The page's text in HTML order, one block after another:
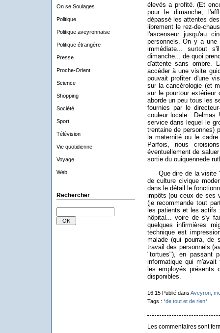
On se Soulages !
Politique
Politique aveyronnaise
Politique étrangère
Presse
Proche-Orient
Science
Shopping
Société
Sport
Télévision
Vie quotidienne
Voyage
Web
Rechercher
élevés a profité. (Et
pour le dimanche,
dépassé les attentes
librement le rez-de-
l'ascenseur jusqu'au
personnels. On y a
immédiate... surtout
dimanche... de quoi
d'attente sans ombre.
accéder à une visite
pouvait profiter d'une
sur la cancérologie (et
sur le pourtour
aborde un peu tous les
fournies par le
couleur locale : Delmas
service dans lequel le
trentaine de personnes)
la maternité ou le
Parfois, nous
éventuellement de
sortie du ouiquennede
Que dire de la visite
de culture civique
dans le détail le
impôts (ou ceux de ses
(je recommande tout
les patients et les actifs
hôpital... voire de s'y
quelques infirmières
technique est
malade (qui pourra, de
travail des personnels
"tortues"), en passant
informatique qui
les employés présents
disponibles.
16:15 Publié dans Aveyron,
Tags : *de tout et de rien*
Les commentaires sont